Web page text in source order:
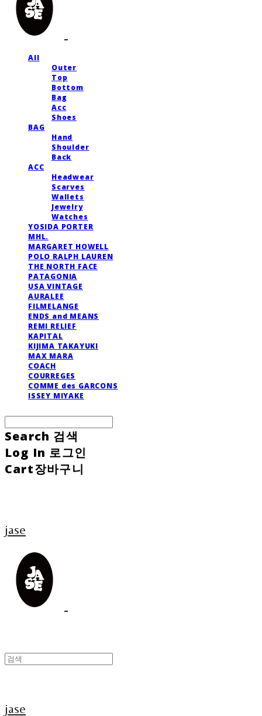
All
Outer
Top
Bottom
Bag
Acc
Shoes
BAG
Hand
Shoulder
Back
ACC
Headwear
Scarves
Wallets
Jewelry
Watches
YOSIDA PORTER
MHL.
MARGARET HOWELL
POLO RALPH LAUREN
THE NORTH FACE
PATAGONIA
USA VINTAGE
AURALEE
FILMELANGE
ENDS and MEANS
REMI RELIEF
KAPITAL
KIJIMA TAKAYUKI
MAX MARA
COACH
COURREGES
COMME des GARCONS
ISSEY MIYAKE
Search 검색
Log In 로그인
Cart장바구니
jase
jase